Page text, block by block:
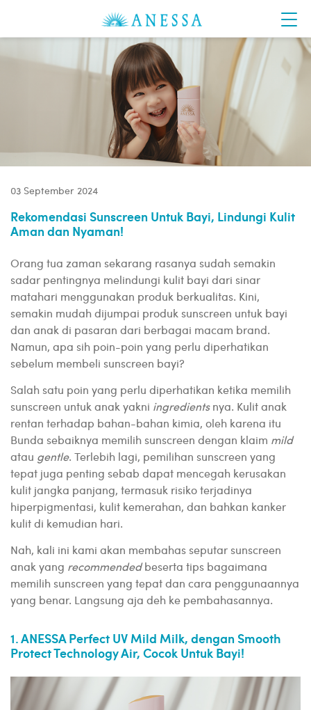
03 September 2024
Rekomendasi Sunscreen Untuk Bayi, Lindungi Kulit
Aman dan Nyaman!
Orang tua zaman sekarang rasanya sudah semakin
sadar pentingnya melindungi kulit bayi dari sinar
matahari menggunakan produk berkualitas. Kini,
semakin mudah dijumpai produk sunscreen untuk bayi
dan anak di pasaran dari berbagai macam brand.
Namun, apa sih poin-poin yang perlu diperhatikan
sebelum membeli sunscreen bayi?
Salah satu poin yang perlu diperhatikan ketika memilih
sunscreen untuk anak yakni ingredientsnya. Kulit anak
rentan terhadap bahan-bahan kimia, oleh karena itu
Bunda sebaiknya memilih sunscreen dengan klaim mild
atau gentle. Terlebih lagi, pemilihan sunscreen yang
tepat juga penting sebab dapat mencegah kerusakan
kulit jangka panjang, termasuk risiko terjadinya
hiperpigmentasi, kulit kemerahan, dan bahkan kanker
kulit di kemudian hari.
Nah, kali ini kami akan membahas seputar sunscreen
anak yang recommendedbeserta tips bagaimana
memilih sunscreen yang tepat dan cara penggunaannya
yang benar. Langsung aja deh ke pembahasannya.
1. ANESSA Perfect UV Mild Milk, dengan Smooth
Protect Technology Air, Cocok Untuk Bayi!